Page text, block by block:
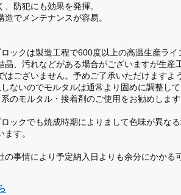
、防犯にも効果を発揮。
造でメンテナンスが容易。
ックは製造工程で600度以上の高温生産ライ
晶、汚れなどがある場合がございますが生産
はございません。予めご了承いただけますよ
ないのでモルタルは通常より固めに調整して
のモルタル・接着剤のご使用をお勧めします
ックでも焼成時期によりまして色味が異な
ます。
事情により予定納入日よりも余分にかかる